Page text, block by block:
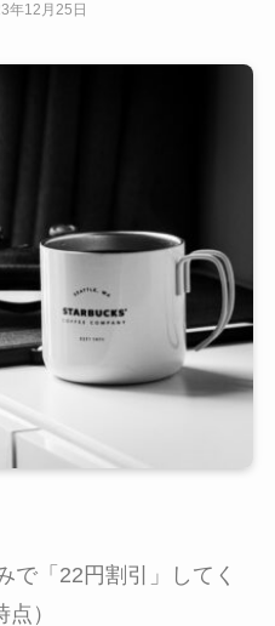
年12月25日
で「22円割引」してく
）